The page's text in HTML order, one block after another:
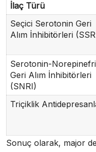
İlaç Türü
Seçici Serotonin Geri
Alım İnhibitörleri
Serotonin-
Geri Alım İnhibitörleri
(SNRI)
Triçiklik
Sonuç olarak, major